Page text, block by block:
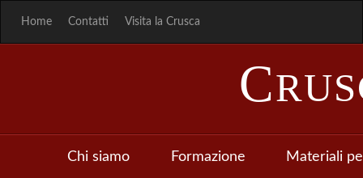
Home Contatti Visita la Crusca
C
Chi siamo Formazione Materiali